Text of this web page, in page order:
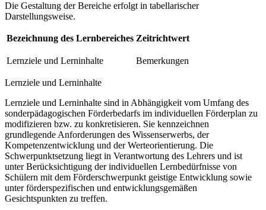
Die Gestaltung der Bereiche erfolgt in tabellarischer
Darstellungsweise.
Bezeichnung des Lernbereiches Zeitrichtwert
Lernziele und Lerninhalte Bemerkungen
Lernziele und Lerninhalte
Lernziele und Lerninhalte sind in Abhängigkeit vom Umfang des
sonderpädagogischen Förderbedarfs im individuellen Förderplan zu
modifizieren bzw. zu konkretisieren. Sie kennzeichnen
grundlegende Anforderungen des Wissenserwerbs, der
Kompetenzentwicklung und der Werteorientierung. Die
Schwerpunktsetzung liegt in Verantwortung des Lehrers und ist
unter Berücksichtigung der individuellen Lernbedürfnisse von
Schülern mit dem Förderschwerpunkt geistige Entwicklung sowie
unter förderspezifischen und entwicklungsgemäßen
Gesichtspunkten zu treffen.